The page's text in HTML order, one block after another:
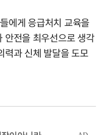
에게 응급처치 교육을
안전을 최우선으로 생각
력과 신체 발달을 도모